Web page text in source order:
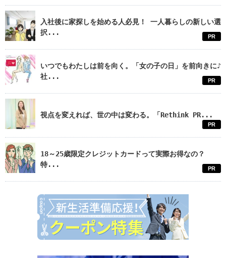
入社後に家探しを始める人必見！ 一人暮らしの新しい選
択...
PR
いつでもわたしは前を向く。「女の子の日」を前向きに♪
社...
PR
視点を変えれば、世の中は変わる。「Rethink PR...
PR
18～25歳限定クレジットカードって実際お得なの？
特...
PR